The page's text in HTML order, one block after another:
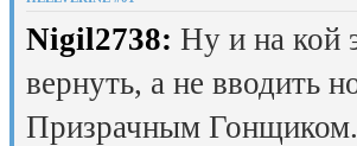
Nigil2738: Ну и на кой
вернуть, а не вводить
Призрачным Гонщиком.